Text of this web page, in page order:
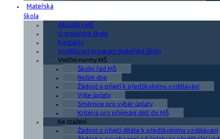
Mateřská
škola
Aktuality MŠ
O mateřské škole
Kontakty
Vzdělávací program mateřské školy
Vnitřní normy MŠ
Školní řád MŠ
Režim dne
Žádost o přijetí k předškolnímu vzdělávání
Výše úplaty
Směrnice pro výběr úplaty
Kritéria pro přijímání dětí do MŠ
Ke stažení
Žádost o přijetí dítěte k předškolnímu vzdělávání